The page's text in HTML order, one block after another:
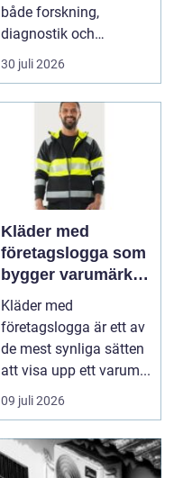
både forskning,
diagnostik och
veterinärmedicin. När
blod...
30 juli 2026
Kläder med
företagslogga som
bygger varumärke i
vardagen
Kläder med
företagslogga är ett av
de mest synliga sätten
att visa upp ett varum...
09 juli 2026